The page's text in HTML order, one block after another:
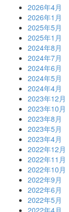
2026年4月
2026年1月
2025年5月
2025年1月
2024年8月
2024年7月
2024年6月
2024年5月
2024年4月
2023年12月
2023年10月
2023年8月
2023年5月
2023年4月
2022年12月
2022年11月
2022年10月
2022年9月
2022年6月
2022年5月
2022年4月